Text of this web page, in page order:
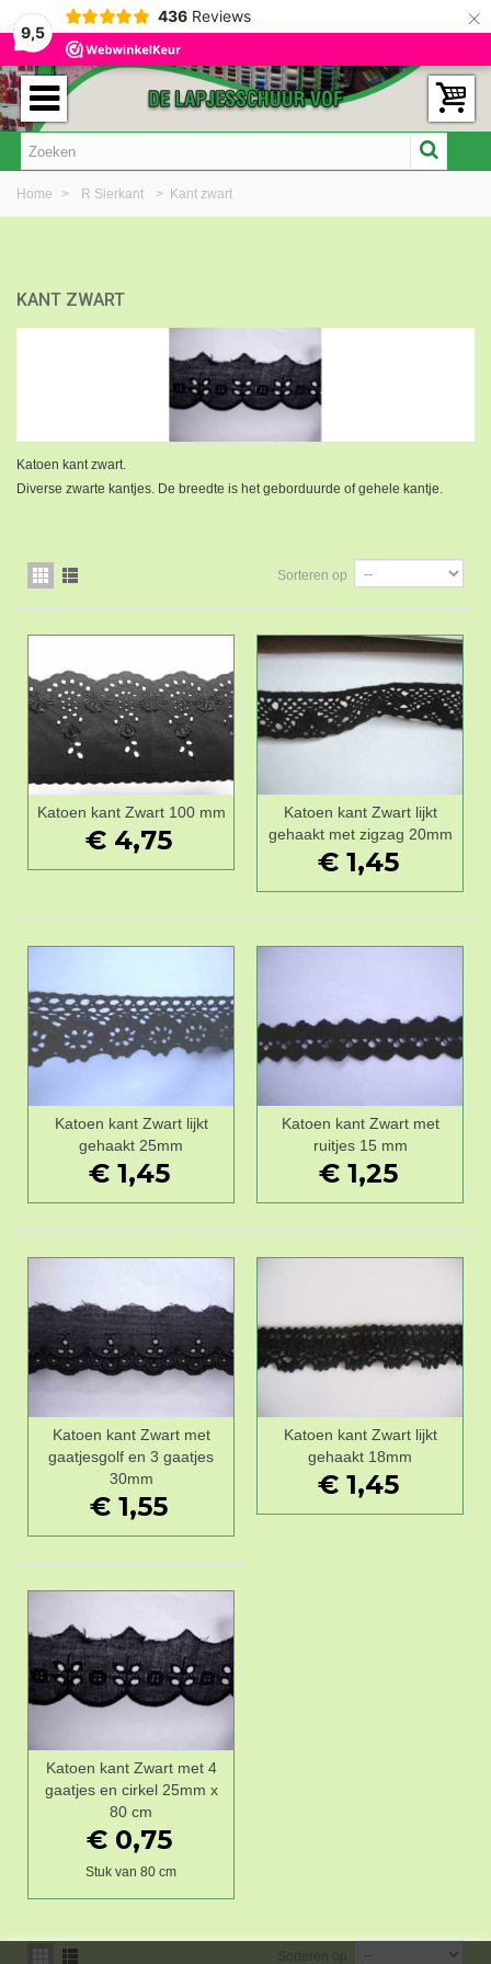
9,5
436 Reviews ×
Home > R Sierkant > Kant zwart
KANT ZWART
Katoen kant zwart.
Diverse zwarte kantjes. De breedte is het geborduurde of gehele kantje.
Sorteren op
Katoen kant Zwart 100 mm
€ 4,75
Katoen kant Zwart lijkt
gehaakt met zigzag 20mm
€ 1,45
Katoen kant Zwart lijkt
gehaakt 25mm
€ 1,45
Katoen kant Zwart met
ruitjes 15 mm
€ 1,25
Katoen kant Zwart met
gaatjesgolf en 3 gaatjes
30mm
€ 1,55
Katoen kant Zwart lijkt
gehaakt 18mm
€ 1,45
Katoen kant Zwart met 4
gaatjes en cirkel 25mm x
80 cm
€ 0,75
Stuk van 80 cm
Sorteren op